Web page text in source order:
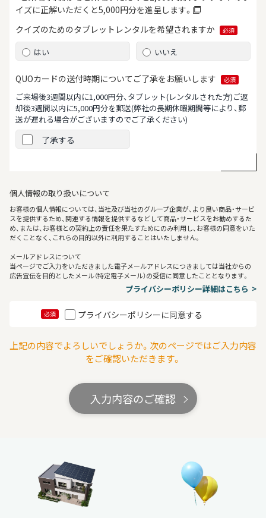
イズに正解いただくと5,000円分を進呈します。
クイズのためのタブレット レンタルを希望されますか 必須
はい いいえ
QUOカードの送付時期について ご了承をお願いします 必須
ご来場後3週間以内に1,000円分、タブレット(レンタルされた方)ご返
却後3週間以内に5,000円分を郵送(弊社の長期休暇期間等により、郵
送が遅れる場合がございますのでご了承ください)
了承する
個人情報の取り扱いについて
お客様の個人情報については、当社及び当社のグループ企業が、より良い商品・サービ
スを提供するため、関連する情報を提供するなどして商品・サービスをお勧めするた
め、または、お客様との契約上の責任を果たすためにのみ利用し、お客様の同意をいた
だくことなく、これらの目的以外に利用することはいたしません。
メールアドレスについて
当ページでご入力をいただきました電子メールアドレスにつきましては当社からの
広告宣伝を目的としたメール（特定電子メール）の受信に同意したこととなります。
プライバシーポリシー詳細はこちら
必須 プライバシーポリシーに同意する
上記の内容でよろしいでしょうか。次のページではご入力内容
をご確認いただきます。
入力内容のご確認